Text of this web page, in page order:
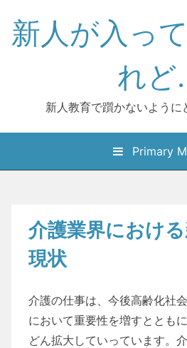
content
新人が入っ
れ
新人教育で躓かないように
Primary
介護業界におけ
現状
介護の仕事は、今後高齢化社
において重要性を増すととも
どん拡大していっています。